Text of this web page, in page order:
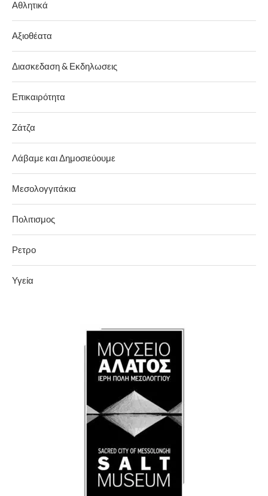
Αθλητικά
Αξιοθέατα
Διασκεδαση & Εκδηλωσεις
Επικαιρότητα
Ζάτζα
Λάβαμε και Δημοσιεύουμε
Μεσολογγιτάκια
Πολιτισμος
Ρετρο
Υγεία